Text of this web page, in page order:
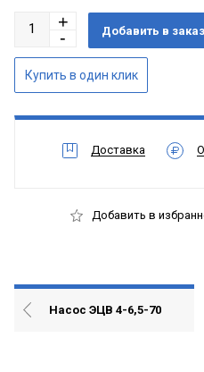
Доставка
Добавить в
Насос ЭЦВ 4-6,5-70